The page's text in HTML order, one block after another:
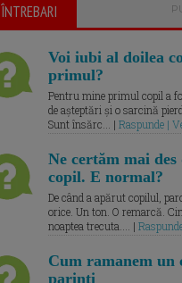
ÎNTREBARI
Voi iubi al doilea
primul?
Pentru mine primul copil a
de așteptări și o sarcină
Sunt însărc... | Raspunde |
Ne certăm mai des
copil. E normal?
De când a apărut copilul,
orice. Un ton. O remarcă.
noaptea trecuta.... |
Cum ramanem un
parinti